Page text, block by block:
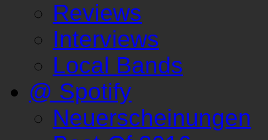
Reviews
Interviews
Local Bands
@ Spotify
Neuerscheinungen